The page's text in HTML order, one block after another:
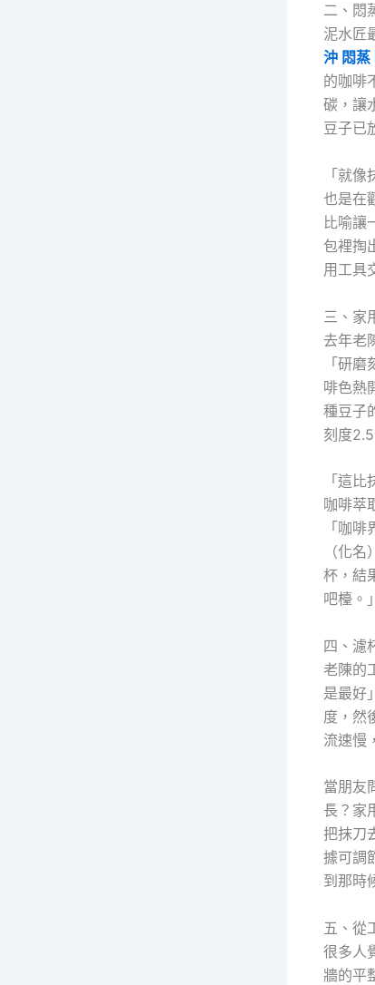
二、悶
泥水匠
沖 悶蒸
的咖啡
碳，讓
豆子已
「就
也是在
比喻讓
包裡掏
用工具
三、家
去年老
「研
啡色熱
種豆子
刻度
「這
咖啡萃
「咖
（化
杯，結
吧檯。」
四、濾
老陳的
是最好
度，然
流速慢
當朋友
長？家
把抹刀
據可調
到那時
五、從
很多人
牆的平